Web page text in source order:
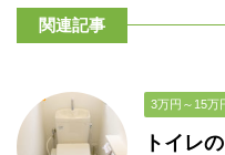
関連記事
3万円～15万
トイレ